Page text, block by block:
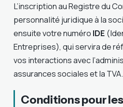
L’inscription au Registre du
personnalité juridique à la
ensuite votre numéro IDE
Entreprises), qui servira de
vos interactions avec
assurances sociales et la TVA.
Conditions pour